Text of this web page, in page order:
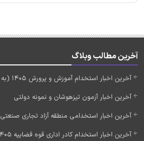
آخرین مطالب وبلاگ
آخرین اخبار استخدام آموزش و پرورش 1405 (به زودی)
آخرین اخبار آزمون تیزهوشان و نمونه دولتی
آخرین اخبار استخدامی منطقه آزاد تجاری صنعتی 1405
آخرین اخبار استخدام کادر اداری قوه قضاییه 1405 (به زودی)